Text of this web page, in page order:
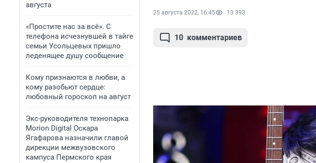
августа
«Простите нас за всё». С
телефона исчезнувшей в тайге
семьи Усольцевых пришло
леденящее душу сообщение
Кому признаются в любви, а
кому разобьют сердце:
любовный гороскоп на август
Экс-руководителя технопарка
Morion Digital Оскара
Ягафарова назначили главой
дирекции межвузовского
кампуса Пермского края
25 августа 2022, 16:45 13 393
10 комментариев